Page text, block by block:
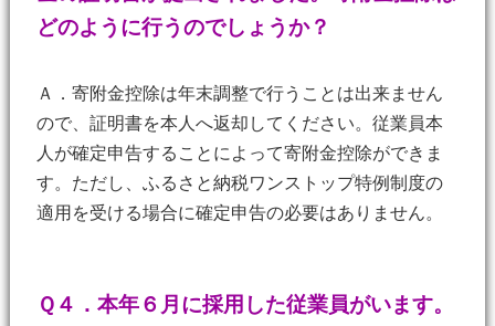
どのように行うのでしょうか？
Ａ．寄附金控除は年末調整で行うことは出来ません
ので、証明書を本人へ返却してください。従業員本
人が確定申告することによって寄附金控除ができま
す。ただし、ふるさと納税ワンストップ特例制度の
適用を受ける場合に確定申告の必要はありません。
Ｑ４．本年６月に採用した従業員がいます。